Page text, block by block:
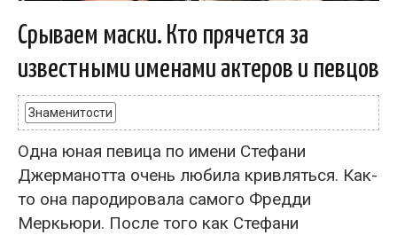
Срываем маски. Кто прячется за
известными именами актеров и певцов
Знаменитости
Одна юная певица по имени Стефани
Джерманотта очень любила кривляться. Как-
то она пародировала самого Фредди
Меркьюри. После того как Стефани